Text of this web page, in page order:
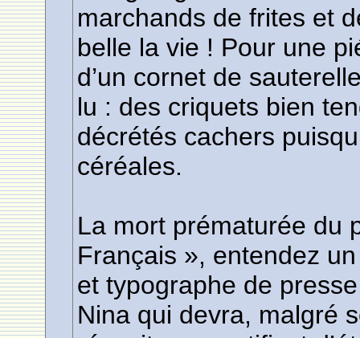
marchands de frites et
belle la vie ! Pour une
d’un cornet de
lu : des criquets bien
décrétés cachers
céréales.
La mort prématurée du
Français », entendez
et typographe de
Nina qui devra, malgré